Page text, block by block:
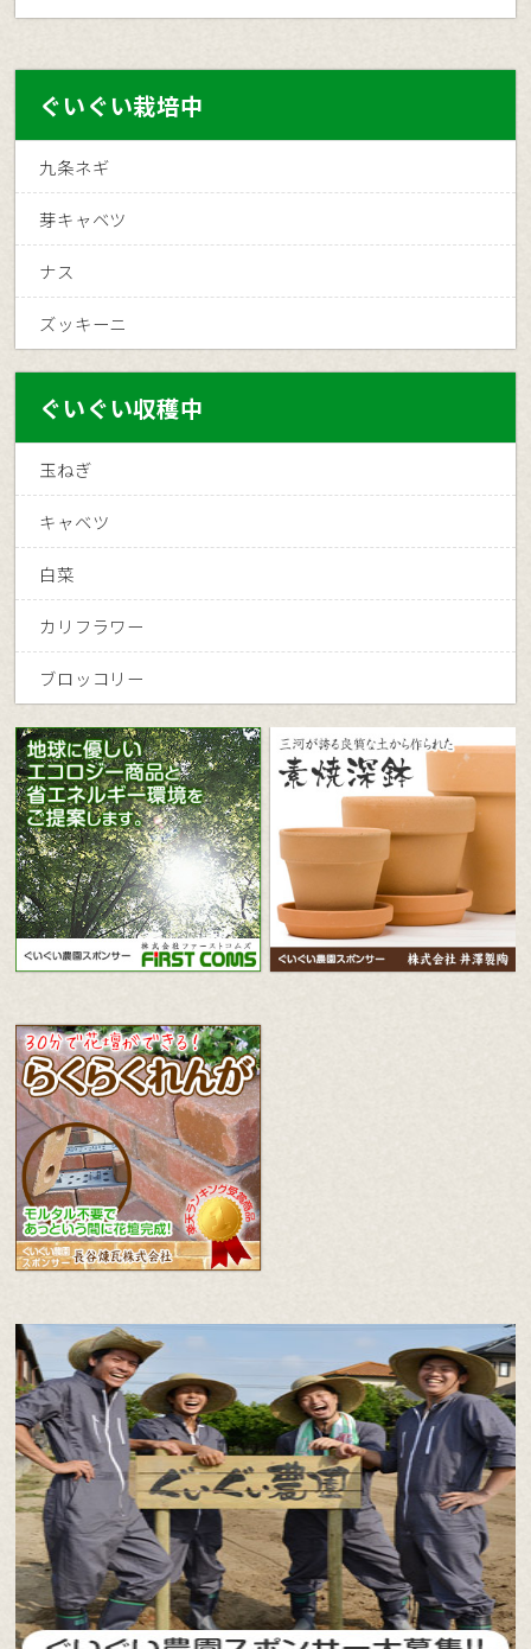
ぐいぐい栽培中
九条ネギ
芽キャベツ
ナス
ズッキーニ
ぐいぐい収穫中
玉ねぎ
キャベツ
白菜
カリフラワー
ブロッコリー